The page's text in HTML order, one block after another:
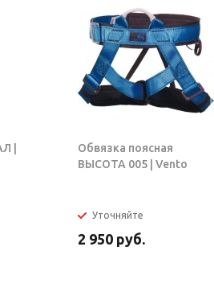
|
Обвязка поясная
ВЫСОТА 005 | Vento
Уточняйте
2 950 руб.